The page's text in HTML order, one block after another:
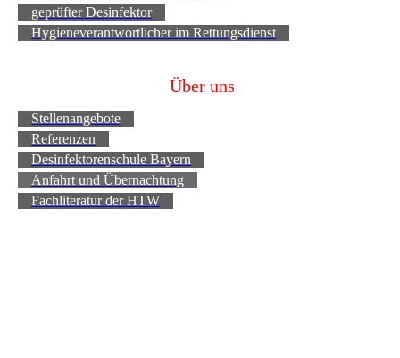
geprüfter Desinfektor
Hygieneverantwortlicher im Rettungsdienst
Über uns
Stellenangebote
Referenzen
Desinfektorenschule Bayern
Anfahrt und Übernachtung
Fachliteratur der HTW